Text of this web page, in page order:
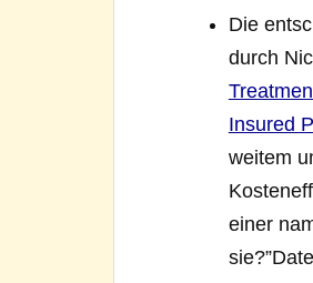
Die
durch
Insured
weitem
einer